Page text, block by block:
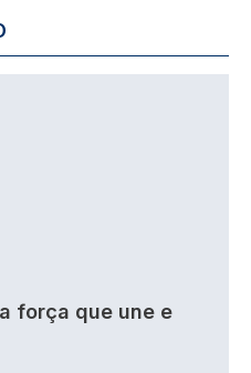
força que une e